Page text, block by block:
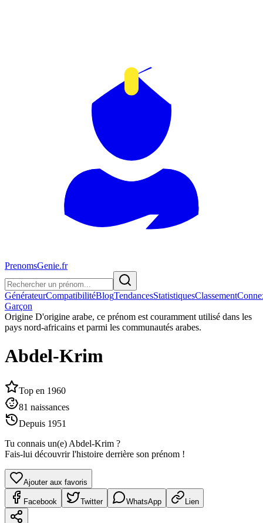
PrenomsGenie.fr
GénérateurCompatibilitéBlogTendancesStatistiquesClassement
Garçon
Origine D'origine arabe, ce prénom est couramment utilisé dans les
pays nord-africains et parmi les communautés arabes.
Abdel-Krim
Top en 1960
81 naissances
Depuis 1951
Tu connais un(e) Abdel-Krim ?
Fais-lui découvrir l'histoire derrière son prénom !
Ajouter aux favoris
Facebook Twitter WhatsApp Lien